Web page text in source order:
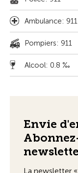
Ambulance: 911
Pompiers: 911
Alcool: 0.8 ‰